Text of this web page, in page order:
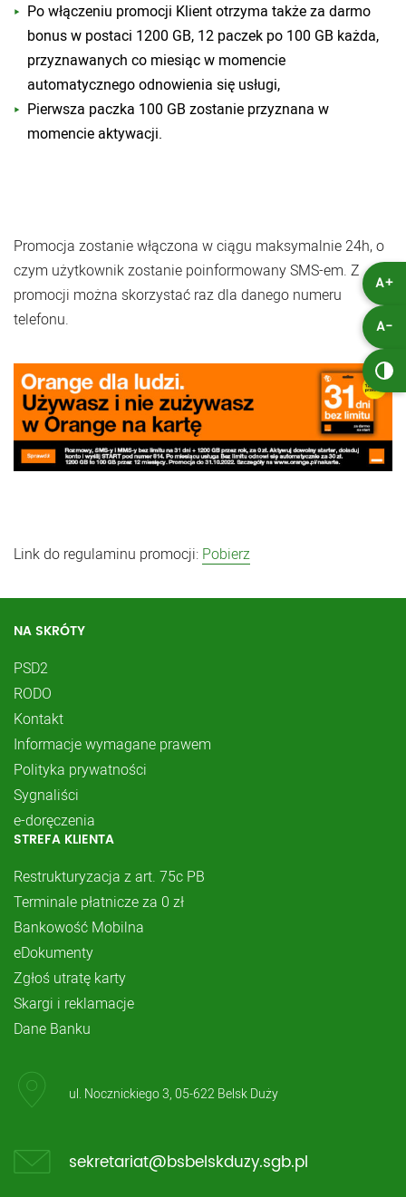
A+
A-
Po włączeniu promocji Klient otrzyma także za darmo
bonus w postaci 1200 GB, 12 paczek po 100 GB każda,
przyznawanych co miesiąc w momencie
automatycznego odnowienia się usługi,
Pierwsza paczka 100 GB zostanie przyznana w
momencie aktywacji.
Promocja zostanie włączona w ciągu maksymalnie 24h, o
czym użytkownik zostanie poinformowany SMS-em. Z
promocji można skorzystać raz dla danego numeru
telefonu.
Link do regulaminu promocji: Pobierz
NA SKRÓTY
PSD2
RODO
Kontakt
Informacje wymagane prawem
Polityka prywatności
Sygnaliści
e-doręczenia
STREFA KLIENTA
Restrukturyzacja z art. 75c PB
Terminale płatnicze za 0 zł
Bankowość Mobilna
eDokumenty
Zgłoś utratę karty
Skargi i reklamacje
Dane Banku
ul. Nocznickiego 3, 05-622 Belsk Duży
sekretariat@bsbelskduzy.sgb.pl